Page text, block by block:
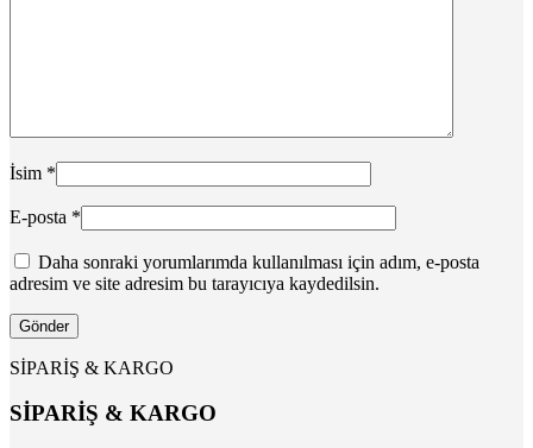
İsim *
E-posta *
Daha sonraki yorumlarımda kullanılması için adım, e-posta
adresim ve site adresim bu tarayıcıya kaydedilsin.
SİPARİŞ & KARGO
SİPARİŞ & KARGO